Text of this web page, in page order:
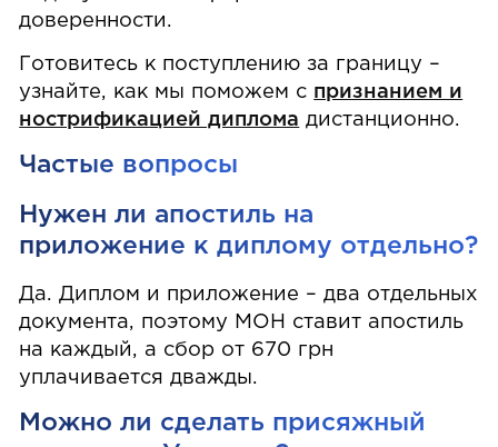
доверенности.
Готовитесь к поступлению за границу –
узнайте, как мы поможем с признанием и
нострификацией диплома дистанционно.
Частые вопросы
Нужен ли апостиль на
приложение к диплому отдельно?
Да. Диплом и приложение – два отдельных
документа, поэтому МОН ставит апостиль
на каждый, а сбор от 670 грн
уплачивается дважды.
Можно ли сделать присяжный